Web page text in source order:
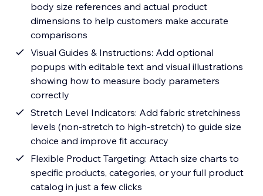
body size references and actual product
dimensions to help customers make accurate
comparisons
Visual Guides & Instructions: Add optional
popups with editable text and visual illustrations
showing how to measure body parameters
correctly
Stretch Level Indicators: Add fabric stretchiness
levels (non-stretch to high-stretch) to guide size
choice and improve fit accuracy
Flexible Product Targeting: Attach size charts to
specific products, categories, or your full product
catalog in just a few clicks